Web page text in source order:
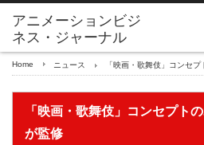
アニメーションビジ
ネス・ジャーナル
Home ニュース 「映画・歌舞伎」コンセ
「映画・歌舞伎」コンセプト
が監修